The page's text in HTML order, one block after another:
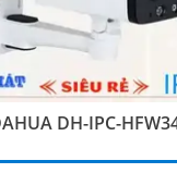
DH-IPC-